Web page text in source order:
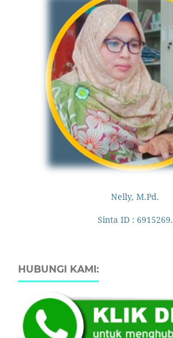
Nelly, M.Pd.
Sinta ID : 6915269.
HUBUNGI KAMI: